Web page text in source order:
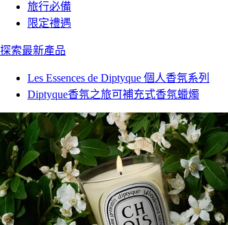
旅行必備
限定禮遇
探索最新產品
Les Essences de Diptyque 個人香氛系列
Diptyque香氛之旅可補充式香氛蠟燭